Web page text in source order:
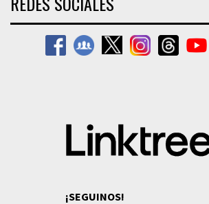
¡SEGUINOS!